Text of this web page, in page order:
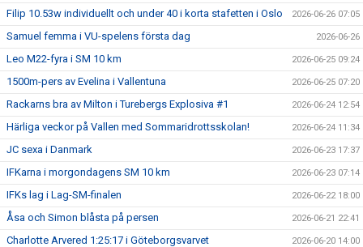
Filip 10.53w individuellt och under 40 i korta stafetten i Oslo 2026-06-26 07:05
Samuel femma i VU-spelens första dag 2026-06-26
Leo M22-fyra i SM 10 km 2026-06-25 09:24
1500m-pers av Evelina i Vallentuna 2026-06-25 07:20
Rackarns bra av Milton i Turebergs Explosiva #1 2026-06-24 12:54
Härliga veckor på Vallen med Sommaridrottsskolan! 2026-06-24 11:34
JC sexa i Danmark 2026-06-23 17:37
IFKarna i morgondagens SM 10 km 2026-06-23 07:14
IFKs lag i Lag-SM-finalen 2026-06-22 18:00
Åsa och Simon blåsta på persen 2026-06-21 22:41
Charlotte Arvered 1:25:17 i Göteborgsvarvet 2026-06-20 14:00